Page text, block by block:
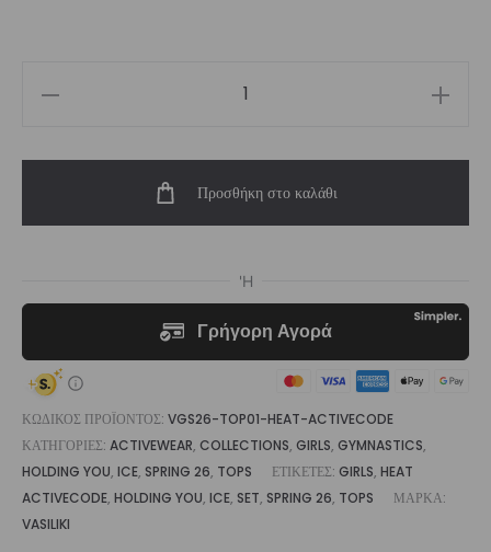
Activecode
Προσθήκη στο καλάθι
ΚΩΔΙΚΌΣ ΠΡΟΪΌΝΤΟΣ: VGS26-TOP01-HEAT-ACTIVECODE
ΚΑΤΗΓΟΡΊΕΣ: ACTIVEWEAR, COLLECTIONS, GIRLS, GYMNASTICS,
HOLDING YOU, ICE, SPRING 26, TOPS ΕΤΙΚΈΤΕΣ: GIRLS, HEAT
ACTIVECODE, HOLDING YOU, ICE, SET, SPRING 26, TOPS
ΜΆΡΚΑ:
VASILIKI